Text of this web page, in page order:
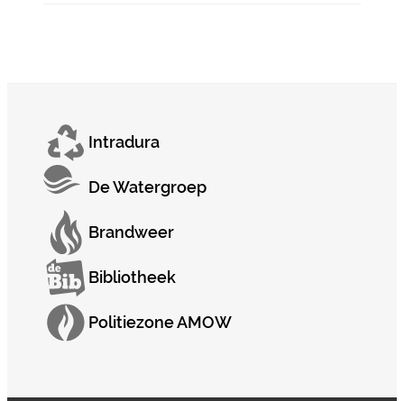
Intradura
De Watergroep
Brandweer
Bibliotheek
Politiezone AMOW